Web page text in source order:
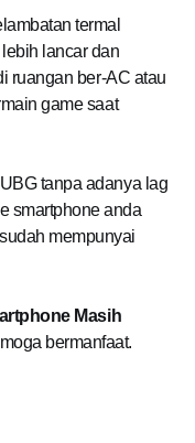
termal
lancar dan
ruangan ber-AC atau
game saat
tanpa adanya lag
smartphone anda
mempunyai
Masih
bermanfaat.